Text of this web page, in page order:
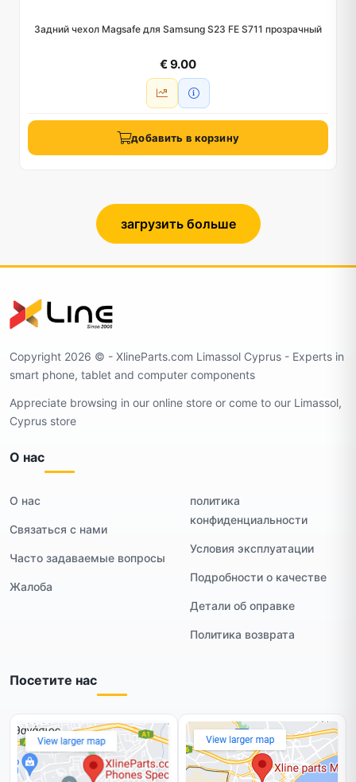
Задний чехол Magsafe для Samsung S23 FE S711 прозрачный
€ 9.00
добавить в корзину
загрузить больше
Copyright 2026 ©️ - XlineParts.com Limassol Cyprus - Experts in
smart phone, tablet and computer components
Appreciate browsing in our online store or come to our Limassol,
Cyprus store
О нас
О нас
Связаться с нами
Часто задаваемые вопросы
Жалоба
политика
конфиденциальности
Условия эксплуатации
Подробности о качестве
Детали об оправке
Политика возврата
Посетите нас